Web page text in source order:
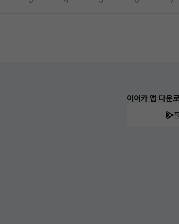
이어카 앱 다운